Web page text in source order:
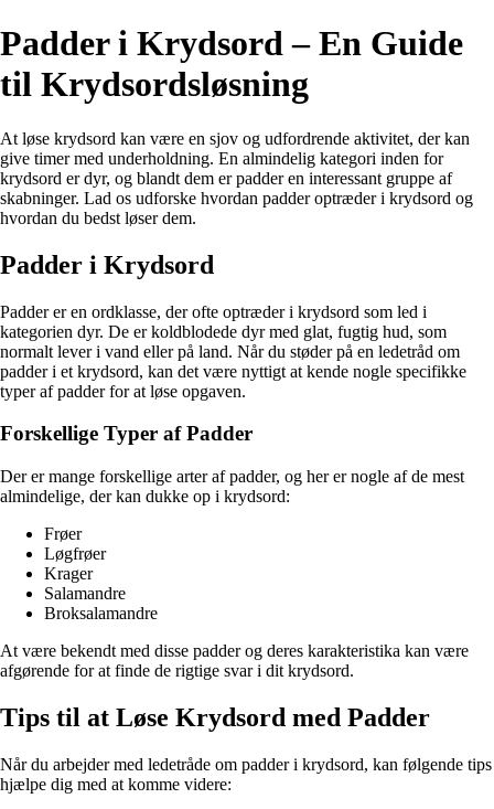
Padder i Krydsord – En Guide
til Krydsordsløsning
At løse krydsord kan være en sjov og udfordrende aktivitet, der kan
give timer med underholdning. En almindelig kategori inden for
krydsord er dyr, og blandt dem er padder en interessant gruppe af
skabninger. Lad os udforske hvordan padder optræder i krydsord og
hvordan du bedst løser dem.
Padder i Krydsord
Padder er en ordklasse, der ofte optræder i krydsord som led i
kategorien dyr. De er koldblodede dyr med glat, fugtig hud, som
normalt lever i vand eller på land. Når du støder på en ledetråd om
padder i et krydsord, kan det være nyttigt at kende nogle specifikke
typer af padder for at løse opgaven.
Forskellige Typer af Padder
Der er mange forskellige arter af padder, og her er nogle af de mest
almindelige, der kan dukke op i krydsord:
Frøer
Løgfrøer
Krager
Salamandre
Broksalamandre
At være bekendt med disse padder og deres karakteristika kan være
afgørende for at finde de rigtige svar i dit krydsord.
Tips til at Løse Krydsord med Padder
Når du arbejder med ledetråde om padder i krydsord, kan følgende tips
hjælpe dig med at komme videre: